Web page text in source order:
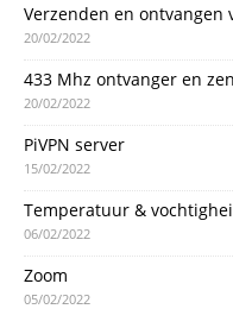
Verzenden en ontvangen
20/02/2022
433 Mhz ontvanger en
20/02/2022
PiVPN server
15/02/2022
Temperatuur &
06/02/2022
Zoom
05/02/2022